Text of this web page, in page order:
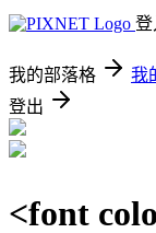
登
我的部落格 我
登出
<font